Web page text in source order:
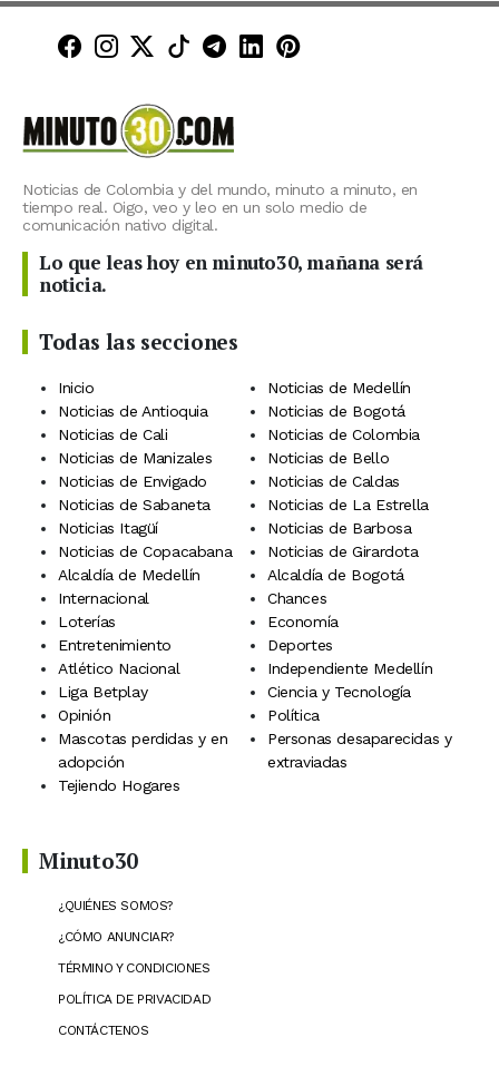
Minuto30 en Facebook
Minuto30 en Instagram
Minuto30 en X (Twitter)
Minuto30 en TikTok
Canal de Minuto30 en
Minuto30 en LinkedIn
Minuto30 en
Noticias de Colombia y del mundo, minuto a minuto, en
tiempo real. Oigo, veo y leo en un solo medio de
comunicación nativo digital.
Lo que leas hoy en minuto30, mañana será
noticia.
Todas las secciones
Inicio
Noticias de Medellín
Noticias de Antioquia
Noticias de Bogotá
Noticias de Cali
Noticias de Colombia
Noticias de Manizales
Noticias de Bello
Noticias de Envigado
Noticias de Caldas
Noticias de Sabaneta
Noticias de La Estrella
Noticias Itagüí
Noticias de Barbosa
Noticias de Copacabana
Noticias de Girardota
Alcaldía de Medellín
Alcaldía de Bogotá
Internacional
Chances
Loterías
Economía
Entretenimiento
Deportes
Atlético Nacional
Independiente Medellín
Liga Betplay
Ciencia y Tecnología
Opinión
Política
Mascotas perdidas y en
adopción
Personas desaparecidas y
extraviadas
Tejiendo Hogares
Minuto30
¿QUIÉNES SOMOS?
¿CÓMO ANUNCIAR?
TÉRMINO Y CONDICIONES
POLÍTICA DE PRIVACIDAD
CONTÁCTENOS